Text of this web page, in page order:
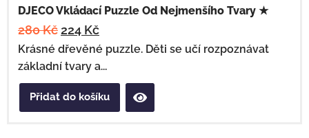
DJECO Vkládací Puzzle Od Nejmenšího Tvary ★
280Kč 224 Kč
Krásné dřevěné puzzle. Děti se učí rozpoznávat
základní tvary a...
Přidat do košíku